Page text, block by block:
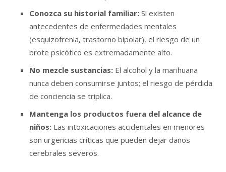
Conozca su historial familiar: Si existen
antecedentes de enfermedades mentales
(esquizofrenia, trastorno bipolar), el riesgo de un
brote psicótico es extremadamente alto.
No mezcle sustancias: El alcohol y la marihuana
nunca deben consumirse juntos; el riesgo de pérdida
de conciencia se triplica.
Mantenga los productos fuera del alcance de
niños: Las intoxicaciones accidentales en menores
son urgencias críticas que pueden dejar daños
cerebrales severos.